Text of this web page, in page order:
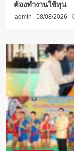
ต้องทำงานใช้ทุน
admin 08/08/2026